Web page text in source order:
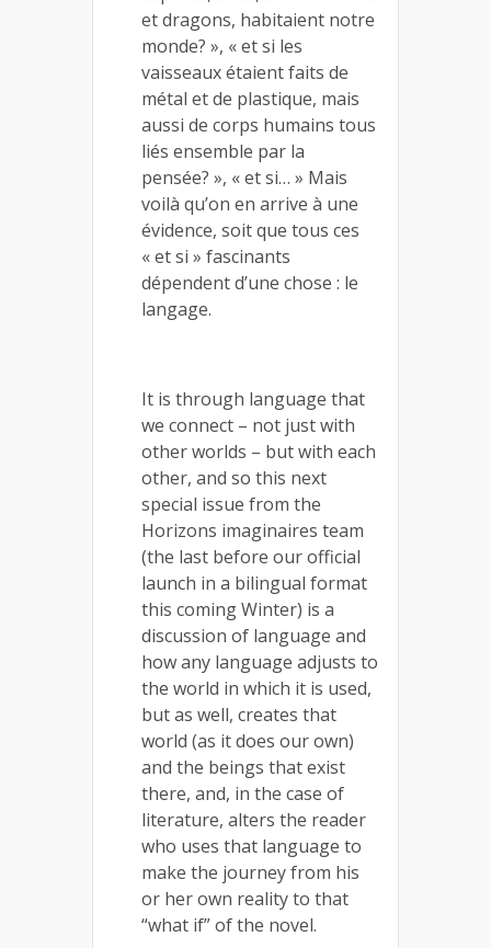
et dragons, habitaient notre
monde? », « et si les
vaisseaux étaient faits de
métal et de plastique, mais
aussi de corps humains tous
liés ensemble par la
pensée? », « et si… » Mais
voilà qu’on en arrive à une
évidence, soit que tous ces
« et si » fascinants
dépendent d’une chose : le
langage.
It is through language that
we connect – not just with
other worlds – but with each
other, and so this next
special issue from the
Horizons imaginaires team
(the last before our official
launch in a bilingual format
this coming Winter) is a
discussion of language and
how any language adjusts to
the world in which it is used,
but as well, creates that
world (as it does our own)
and the beings that exist
there, and, in the case of
literature, alters the reader
who uses that language to
make the journey from his
or her own reality to that
“what if” of the novel.